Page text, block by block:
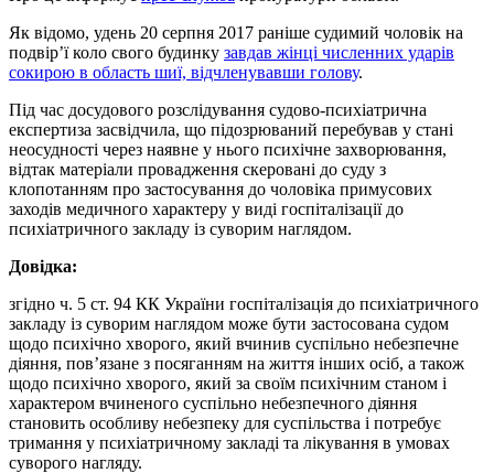
Як відомо, удень 20 серпня 2017 раніше судимий чоловік на
подвір’ї коло свого будинку завдав жінці численних ударів
сокирою в область шиї, відчленувавши голову.
Під час досудового розслідування судово-психіатрична
експертиза засвідчила, що підозрюваний перебував у стані
неосудності через наявне у нього психічне захворювання,
відтак матеріали провадження скеровані до суду з
клопотанням про застосування до чоловіка примусових
заходів медичного характеру у виді госпіталізації до
психіатричного закладу із суворим наглядом.
Довідка:
згідно ч. 5 ст. 94 КК України госпіталізація до психіатричного
закладу із суворим наглядом може бути застосована судом
щодо психічно хворого, який вчинив суспільно небезпечне
діяння, пов’язане з посяганням на життя інших осіб, а також
щодо психічно хворого, який за своїм психічним станом і
характером вчиненого суспільно небезпечного діяння
становить особливу небезпеку для суспільства і потребує
тримання у психіатричному закладі та лікування в умовах
суворого нагляду.